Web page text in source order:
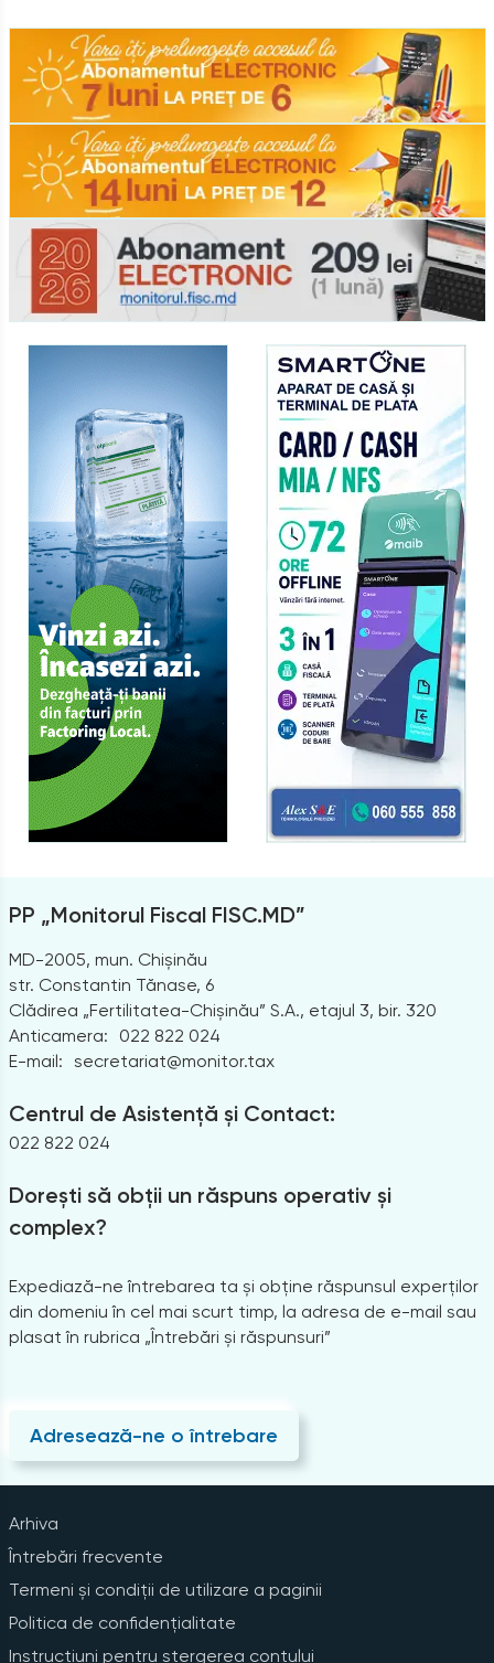
PP „Monitorul Fiscal FISC.MD”
MD-2005, mun. Chișinău
str. Constantin Tănase, 6
Clădirea „Fertilitatea-Chișinău” S.A., etajul 3, bir. 320
Anticamera:
022 822 024
E-mail: secretariat@monitor.tax
Centrul de Asistență și Contact:
022 822 024
Dorești să obții un răspuns operativ și
complex?
Expediază-ne întrebarea ta și obține răspunsul experților
din domeniu în cel mai scurt timp, la adresa de e-mail sau
plasat în rubrica „Întrebări și răspunsuri”
Adresează-ne o întrebare
Arhiva
Întrebări frecvente
Termeni și condiții de utilizare a paginii
Politica de confidențialitate
Instrucțiuni pentru ștergerea contului